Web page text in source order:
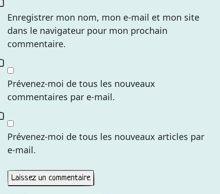
Enregistrer mon nom, mon e-mail et mon site
dans le navigateur pour mon prochain
commentaire.
Prévenez-moi de tous les nouveaux
commentaires par e-mail.
Prévenez-moi de tous les nouveaux articles par
e-mail.